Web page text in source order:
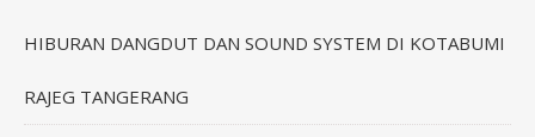
HIBURAN DANGDUT DAN SOUND SYSTEM DI KOTABUMI
RAJEG TANGERANG